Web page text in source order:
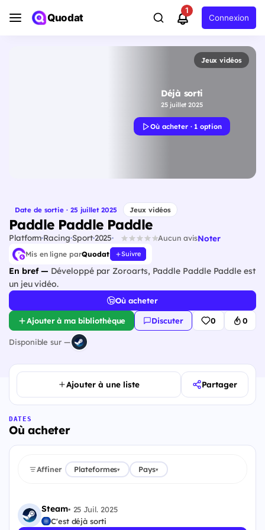
Quodat
1
Connexion
Jeux vidéos
Déjà sorti
25 juillet 2025
Où acheter · 1 option
Date de sortie · 25 juillet 2025 Jeux vidéos
Paddle Paddle Paddle
Platform Racing Sport2025 Aucun avisNoter
Mis en ligne parQuodat Suivre
En bref — Développé par Zoroarts, Paddle Paddle Paddle est
un jeu vidéo.
Où acheter
Ajouter à ma bibliothèque Discuter 0 0
Disponible sur —
Ajouter à une liste Partager
DATES
Où acheter
Affiner Plateformes▾ Pays▾
Steam• 25 Juil. 2025
C'est déjà sorti